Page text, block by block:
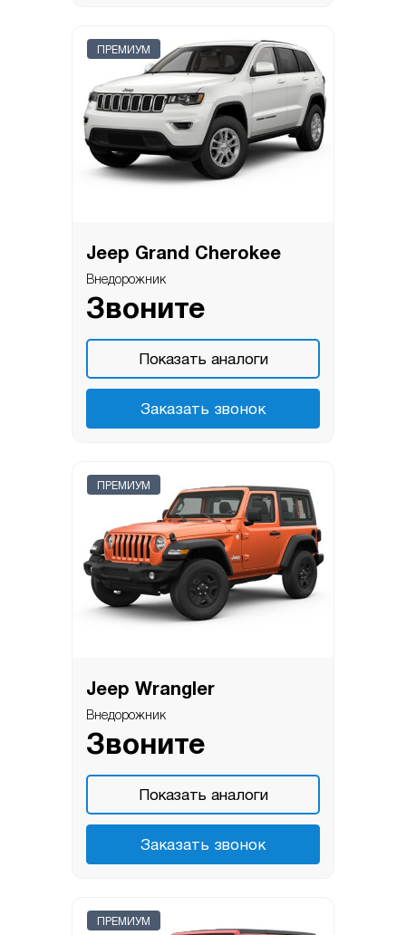
ПРЕМИУМ
Jeep Grand Cherokee
Внедорожник
Звоните
Показать аналоги
Заказать звонок
ПРЕМИУМ
Jeep Wrangler
Внедорожник
Звоните
Показать аналоги
Заказать звонок
ПРЕМИУМ